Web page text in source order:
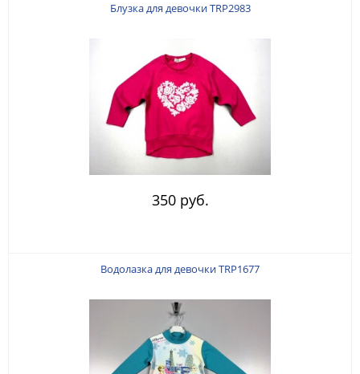
Блузка для девочки TRP2983
350 руб.
Водолазка для девочки TRP1677